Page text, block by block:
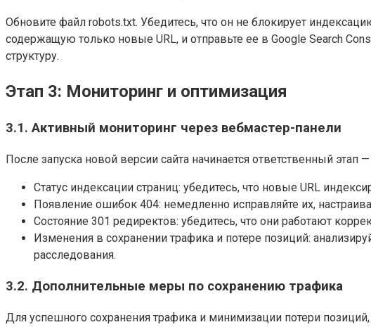
Обновите файл robots.txt. Убедитесь, что он не блокирует
содержащую только новые URL, и отправьте ее в Google Search
структуру.
Этап 3: Мониторинг и оптимизация
3.1. Активный мониторинг через вебмастер-панели
После запуска новой версии сайта начинается ответственный
Статус индексации страниц: убедитесь, что новые URL
Появление ошибок 404: немедленно исправляйте их,
Состояние 301 редиректов: убедитесь, что они работают
Изменения в сохранении трафика и потере позиций:
расследования.
3.2. Дополнительные меры по сохранению трафика
Для успешного сохранения трафика и минимизации потери